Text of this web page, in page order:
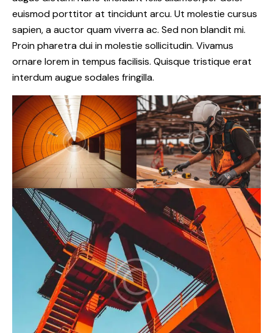
euismod porttitor at tincidunt arcu. Ut molestie cursus
sapien, a auctor quam viverra ac. Sed non blandit mi.
Proin pharetra dui in molestie sollicitudin. Vivamus
ornare lorem in tempus facilisis. Quisque tristique erat
interdum augue sodales fringilla.